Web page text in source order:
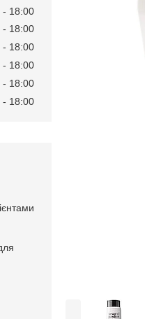
18:00
18:00
18:00
18:00
18:00
18:00